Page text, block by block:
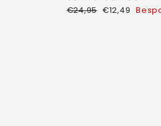
Normale
€24,95 Verkoopprijs
€12,49